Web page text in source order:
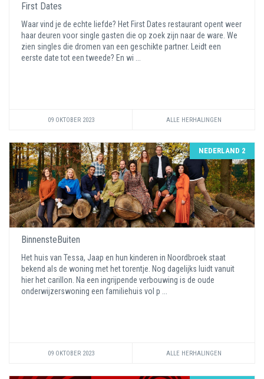
First Dates
Waar vind je de echte liefde? Het First Dates restaurant opent weer
haar deuren voor single gasten die op zoek zijn naar de ware. We
zien singles die dromen van een geschikte partner. Leidt een
eerste date tot een tweede? En wi ...
09 OKTOBER 2023 ALLE HERHALINGEN
NEDERLAND 2
BinnensteBuiten
Het huis van Tessa, Jaap en hun kinderen in Noordbroek staat
bekend als de woning met het torentje. Nog dagelijks luidt vanuit
hier het carillon. Na een ingrijpende verbouwing is de oude
onderwijzerswoning een familiehuis vol p ...
09 OKTOBER 2023 ALLE HERHALINGEN